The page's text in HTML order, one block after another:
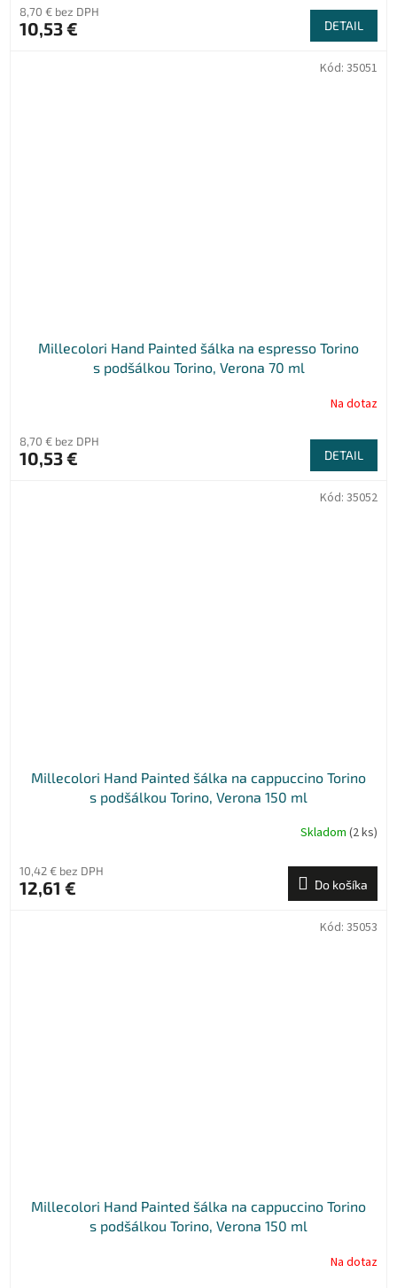
8,70 € bez DPH
10,53 € DETAIL
Millecolori Hand Painted šálka na espresso Torino
s podšálkou Torino, Verona 70 ml
Na dotaz
8,70 € bez DPH
10,53 € DETAIL
Kód: 35051
Millecolori Hand Painted šálka na cappuccino Torino
s podšálkou Torino, Verona 150 ml
Skladom (2 ks)
10,42 € bez DPH
12,61 € Do košíka
Kód: 35052
Millecolori Hand Painted šálka na cappuccino Torino
s podšálkou Torino, Verona 150 ml
Na dotaz
Kód: 35053